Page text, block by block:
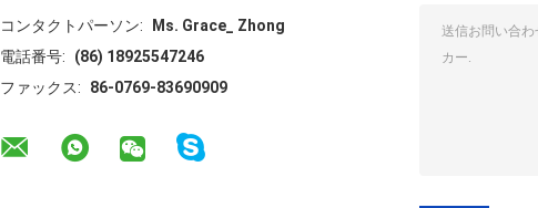
コンタクトパーソン:
Ms. Grace_ Zhong
電話番号:
(86) 18925547246
ファックス:
86-0769-83690909